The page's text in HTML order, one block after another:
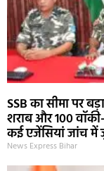
SSB का सीमा पर
शराब और 100
कई एजेंसियां जांच में
News Express Bihar